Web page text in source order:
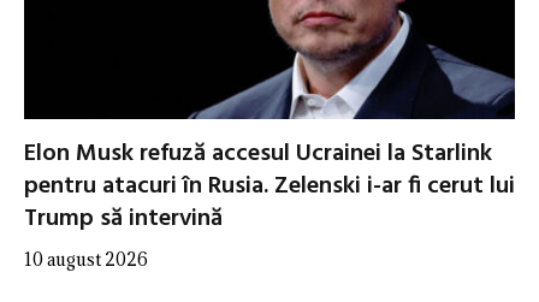
Elon Musk refuză accesul Ucrainei la Starlink
pentru atacuri în Rusia. Zelenski i-ar fi cerut lui
Trump să intervină
10 august 2026